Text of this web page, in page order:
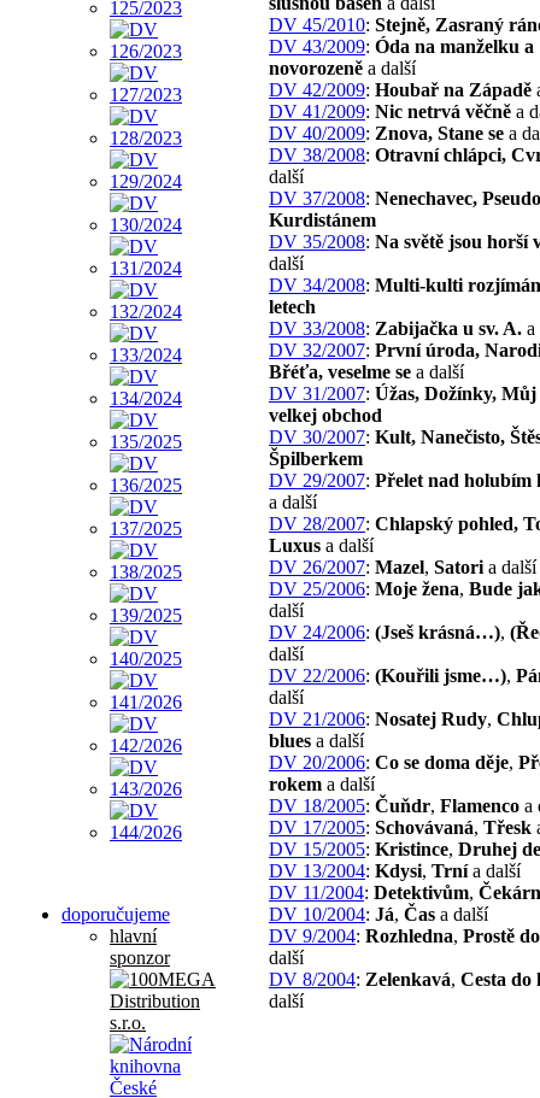
doporučujeme
hlavní
sponzor
DV 45/2010: Stejně, Zasraný
DV 43/2009: Óda na manželku a
novorozeně a další
DV 42/2009: Houbař na Západě
DV 41/2009: Nic netrvá věčně a
DV 40/2009: Znova, Stane se a
DV 38/2008: Otravní chlápci,
další
DV 37/2008: Nenechavec,
Kurdistánem
DV 35/2008: Na světě jsou horší
další
DV 34/2008: Multi-kulti
letech
DV 33/2008: Zabijačka u sv. A. a
DV 32/2007: První úroda,
Břéťa, veselme se a další
DV 31/2007: Úžas, Dožínky,
velkej obchod
DV 30/2007: Kult, Nanečisto,
Špilberkem
DV 29/2007: Přelet nad holubím
a další
DV 28/2007: Chlapský pohled,
Luxus a další
DV 26/2007: Mazel, Satori a další
DV 25/2006: Moje žena, Bude
další
DV 24/2006: (Jseš krásná…),
další
DV 22/2006: (Kouřili jsme…),
další
DV 21/2006: Nosatej Rudy,
blues a další
DV 20/2006: Co se doma děje,
rokem a další
DV 18/2005: Čuňdr, Flamenco a
DV 17/2005: Schovávaná, Třesk
DV 15/2005: Kristince, Druhej
DV 13/2004: Kdysi, Trnía další
DV 11/2004: Detektivům,
DV 10/2004: Já, Čas a další
DV 9/2004: Rozhledna, Prostě
další
DV 8/2004: Zelenkavá, Cesta do
další